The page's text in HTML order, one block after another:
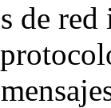
de